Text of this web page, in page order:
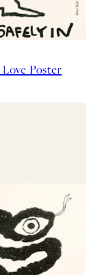
Poster